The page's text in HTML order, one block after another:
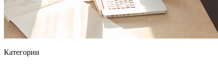
Категории